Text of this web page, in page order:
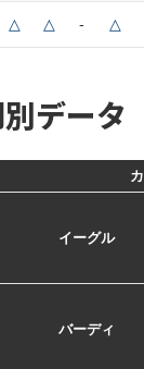
△ △ - △
データ
イーグル
バーディ